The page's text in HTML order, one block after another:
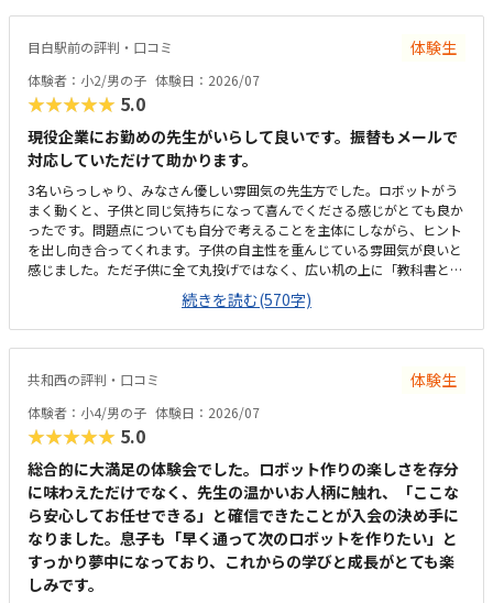
1日に2コマとれたり、翌月に回したりできるのは助かります。料金は今の
います。子どもが自発的にどんどん作り進めていったのには正直驚きまし
た。最初からたくさんあれこれ説明されずブロックを触らせてもらったの
で楽しんで進めていけたのかもしれません。作り進めていく中で説明を入
れてもらい、理解し、さらに進めていけたのが良かったです。
目白駅前の評判・口コミ 体験生
体験者：小2/男の子 体験日：2026/07
★★★★★ 5.0
現役企業にお勤めの先生がいらして良いです。振替もメールで
対応していただけて助かります。
3名いらっしゃり、みなさん優しい雰囲気の先生方でした。ロボットがう
まく動くと、子供と同じ気持ちになって喜んでくださる感じがとても良か
ったです。問題点についても自分で考えることを主体にしながら、ヒント
を出し向き合ってくれます。子供の自主性を重んじている雰囲気が良いと
感じました。ただ子供に全て丸投げではなく、広い机の上に「教科書とキ
ットをどこに置いたらやりやすいかな？」と声をかけてくださり、そこか
ら自分で考えていました。ロボット作りもヒントをいただきながら、自分
で教科書を読んで作り上げていました。駅近くですが、静かな環境です。
急な坂道があるので、暑い夏など、重いキットを背負っていく小さな子供
ールも良いです。教室にある教科書などもきちんと整理整頓されていま
す。キット代が兄弟割引で半額になりました。入会金も無料に。欲を言え
ば、毎月の月謝も兄弟割引があると更に良いなと思います。（上記3の回
答と同じ）子供の自主性を重んじている雰囲気が良いと感じました。ただ
子供に全て丸投げではなく、広い机の上に「教科書とキットをどこに置い
たらやりやすいかな？」と声をかけてくださり、そこから自分で考えてい
ました。ロボット作りもヒントをいただきながら、自分で教科書を読んで
作り上げていました。
続きを読む(570字)
共和西の評判・口コミ 体験生
体験者：小4/男の子 体験日：2026/07
★★★★★ 5.0
総合的に大満足の体験会でした。ロボット作りの楽しさを存分
に味わえただけでなく、先生の温かいお人柄に触れ、「ここな
ら安心してお任せできる」と確信できたことが入会の決め手に
なりました。息子も「早く通って次のロボットを作りたい」と
すっかり夢中になっており、これからの学びと成長がとても楽
しみです。